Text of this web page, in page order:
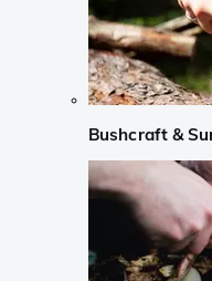
Bushcraft &